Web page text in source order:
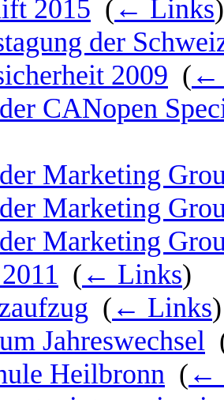
2015 ( ← Links)
der
2009 ( ←
CANopen
Marketing
Marketing
Marketing
( ← Links)
( ← Links)
Jahreswechsel
Heilbronn ( ←